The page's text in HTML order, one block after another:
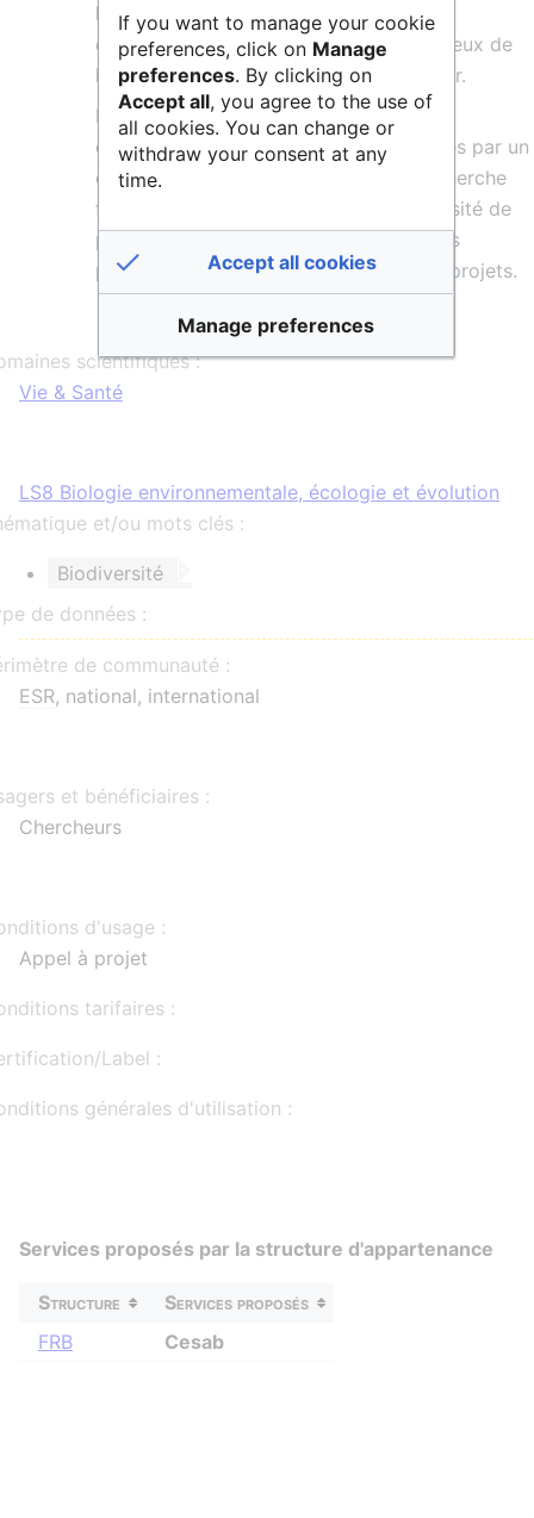
l’élaboration de méthodes statistiques
complexes pour proposer un état des lieux de
la biodiversité et en modéliser le devenir.
Les groupes Cesab sont composés de
chercheurs internationaux et coordonnés par un
chercheur affilié à une structure de recherche
française. Il en résulte une grande diversité de
perspectives, enrichissante tant pour les
participants que pour les résultats des projets.
scientifiques :
Vie & Santé
LS8 Biologie environnementale, écologie et évolution
et/ou mots clés :
Biodiversité
de données :
de communauté :
ESR, national, international
et bénéficiaires :
Chercheurs
d'usage :
Appel à projet
tarifaires :
Label :
générales d'utilisation :
Services proposés par la structure d'appartenance
Structure
Services proposés
FRB
Cesab
If you want to manage your cookie
preferences, click on Manage
preferences. By clicking on
Accept all, you agree to the use of
all cookies. You can change or
withdraw your consent at any
time.
Accept all cookies
Manage preferences